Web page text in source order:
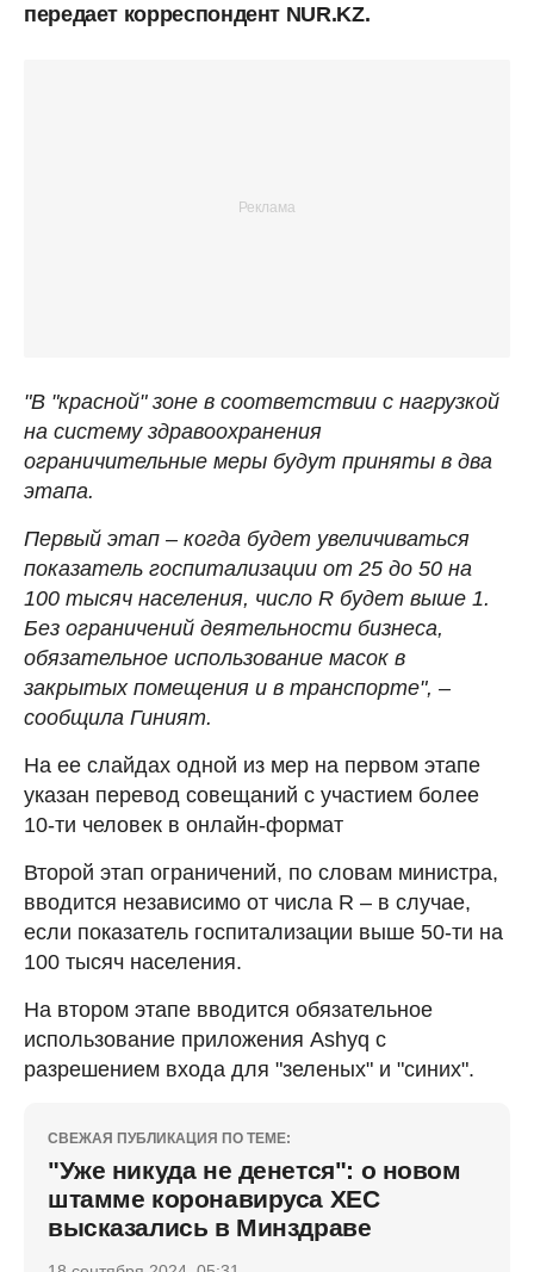
передает корреспондент NUR.KZ.
"В "красной" зоне в соответствии с нагрузкой
на систему здравоохранения
ограничительные меры будут приняты в два
этапа.
Первый этап – когда будет увеличиваться
показатель госпитализации от 25 до 50 на
100 тысяч населения, число R будет выше 1.
Без ограничений деятельности бизнеса,
обязательное использование масок в
закрытых помещения и в транспорте", –
сообщила Гиният.
На ее слайдах одной из мер на первом этапе
указан перевод совещаний с участием более
10-ти человек в онлайн-формат
Второй этап ограничений, по словам министра,
вводится независимо от числа R – в случае,
если показатель госпитализации выше 50-ти на
100 тысяч населения.
На втором этапе вводится обязательное
использование приложения Ashyq с
разрешением входа для "зеленых" и "синих".
СВЕЖАЯ ПУБЛИКАЦИЯ ПО ТЕМЕ:
"Уже никуда не денется": о новом
штамме коронавируса ХЕС
высказались в Минздраве